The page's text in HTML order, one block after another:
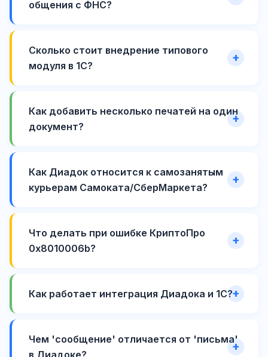
общения с ФНС?
Сколько стоит внедрение типового
модуля в 1С?
Как добавить несколько печатей на один
документ?
Как Диадок относится к самозанятым
курьерам Самоката/СберМаркета?
Что делать при ошибке КриптоПро
0x8010006b?
Как работает интеграция Диадока и 1С?
Чем 'сообщение' отличается от 'письма'
в Диадоке?